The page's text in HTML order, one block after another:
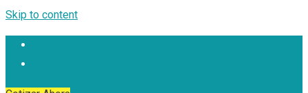
Skip to content